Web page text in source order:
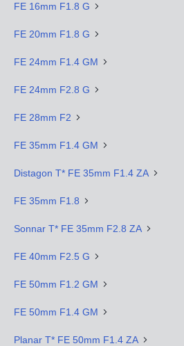
FE 16mm F1.8 G
FE 20mm F1.8 G
FE 24mm F1.4 GM
FE 24mm F2.8 G
FE 28mm F2
FE 35mm F1.4 GM
Distagon T* FE 35mm F1.4 ZA
FE 35mm F1.8
Sonnar T* FE 35mm F2.8 ZA
FE 40mm F2.5 G
FE 50mm F1.2 GM
FE 50mm F1.4 GM
Planar T* FE 50mm F1.4 ZA